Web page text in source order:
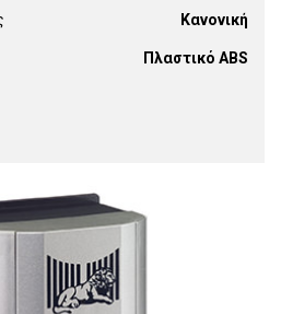
Κανονική
Πλαστικό ABS